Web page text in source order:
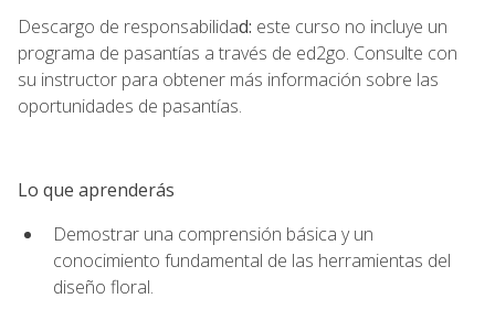
Descargo de responsabilidad: este curso no incluye un
programa de pasantías a través de ed2go. Consulte con
su instructor para obtener más información sobre las
oportunidades de pasantías.
Lo que aprenderás
Demostrar una comprensión básica y un
conocimiento fundamental de las herramientas del
diseño floral.